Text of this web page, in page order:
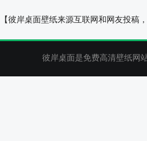
【彼岸桌面壁纸来源互联网和网友投
彼岸桌面是免费高清壁纸网